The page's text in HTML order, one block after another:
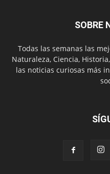
SOBRE
Todas las semanas las
Naturaleza, Ciencia,
las noticias curiosas más